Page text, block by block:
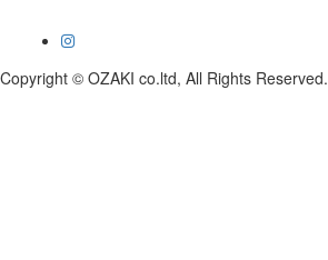
Copyright © OZAKI co.ltd, All Rights Reserved.